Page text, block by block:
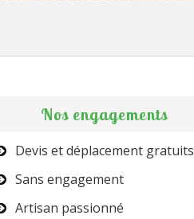
Nos engagements
Devis et déplacement gratuits
Sans engagement
Artisan passionné